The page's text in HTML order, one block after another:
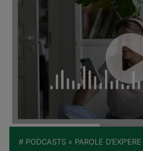
# PODCASTS « PAROLE D’EXP’ERE